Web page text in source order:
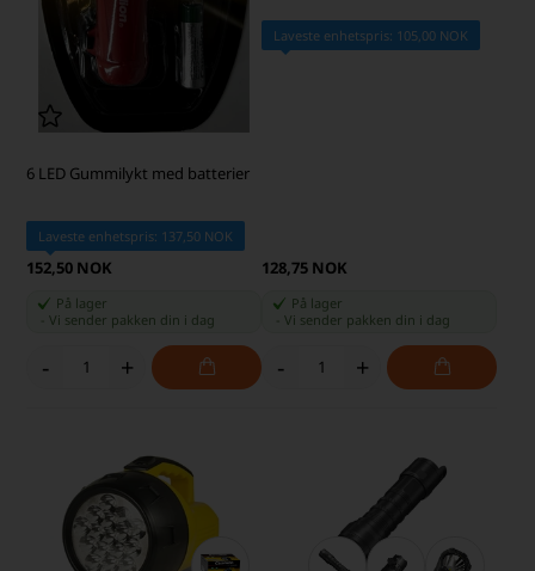
6 LED Gummilykt med batterier
Laveste enhetspris: 137,50 NOK
152,50 NOK
På lager
-Vi sender pakken din i dag
- +
Laveste enhetspris: 105,00 NOK
128,75 NOK
På lager
Vi sender pakken din i dag
- +